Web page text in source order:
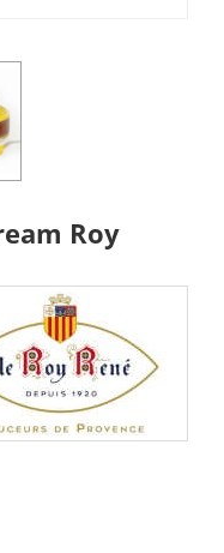
Roy